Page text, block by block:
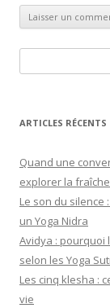
ARTICLES RÉCENTS
Quand une
explorer la
Le son du silence
un Yoga Nidra
Avidya : pourquoi
selon les Yoga
Les cinq klesha :
vie